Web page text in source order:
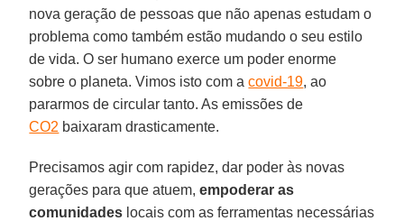
nova geração de pessoas que não apenas estudam o
problema como também estão mudando o seu estilo
de vida. O ser humano exerce um poder enorme
sobre o planeta. Vimos isto com acovid-19, ao
pararmos de circular tanto. As emissões de
CO2 baixaram drasticamente.
Precisamos agir com rapidez, dar poder às novas
gerações para que atuem,empoderar as
comunidades locais com as ferramentas necessárias